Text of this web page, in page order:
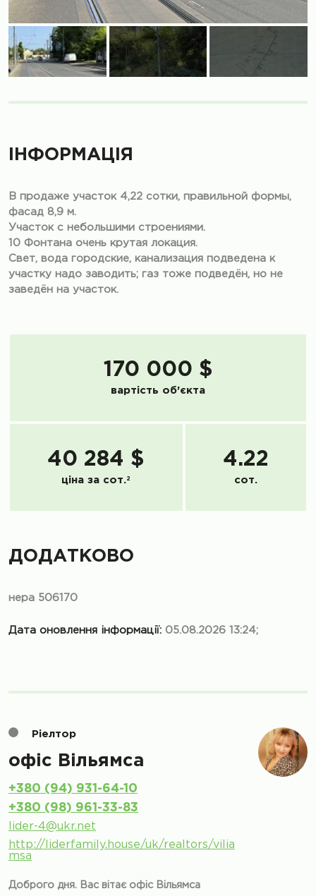
ІНФОРМАЦІЯ
В продаже участок 4,22 сотки, правильной формы,
фасад 8,9 м.
Участок с небольшими строениями.
10 Фонтана очень крутая локация.
Свет, вода городские, канализация подведена к
участку надо заводить; газ тоже подведён, но не
заведён на участок.
170 000 $
вартість об'єкта
40 284 $
ціна за сот.2
4.22
сот.
ДОДАТКОВО
нера 506170
Дата оновлення інформації: 05.08.2026 13:24;
Ріелтор
офіс Вільямса
+380 (94) 931-64-10
+380 (98) 961-33-83
lider-4@ukr.net
http://liderfamily.house/uk/realtors/vilia
msa
Доброго дня. Вас вітає офіс Вільямса